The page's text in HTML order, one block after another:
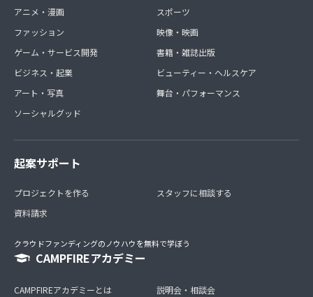
アニメ・漫画
ファッション
ゲーム・サービス開発
ビジネス・起業
アート・写真
ソーシャルグッド
スポーツ
映像・映画
書籍・雑誌出版
ビューティー・ヘルスケア
舞台・パフォーマンス
起案サポート
プロジェクトを作る
資料請求
スタッフに相談する
クラウドファンディングのノウハウを無料で学ぼう
CAMPFIREアカデミー
CAMPFIREアカデミーとは
説明会・相談会